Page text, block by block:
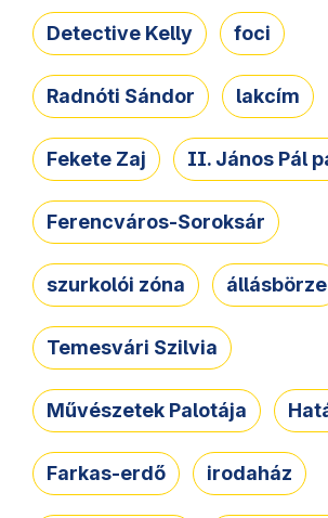
Detective Kelly foci
Radnóti Sándor lakcím
Fekete Zaj II. János Pál
Ferencváros-Soroksár
szurkolói zóna állásbörze
Temesvári Szilvia
Művészetek Palotája
Farkas-erdő irodaház